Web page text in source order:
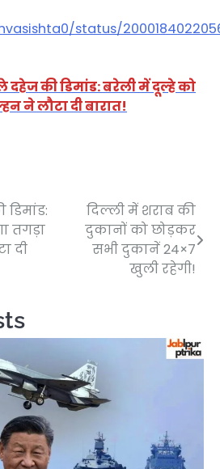
status/
दहेज की डिमांड: बरेली में दूल्हे को
ने लौटा दी बारात!
तगड़ा
दी
दिल्ली में शराब की
दुकानों को छोड़कर
सभी दुकानें 24×7
खुली रहेगी!